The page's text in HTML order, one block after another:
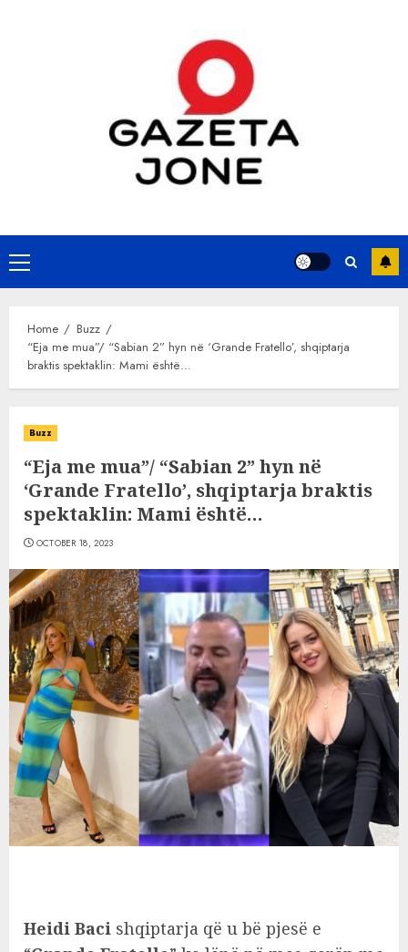
Primary
Menu
Home
Buzz
“Eja me mua”/ “Sabian 2” hyn në ‘Grande Fratello’, shqiptarja
braktis spektaklin: Mami është…
Buzz
“Eja me mua”/ “Sabian 2” hyn në
‘Grande Fratello’, shqiptarja braktis
spektaklin: Mami është…
OCTOBER 18, 2023
Heidi Baci shqiptarja që u bë pjesë e